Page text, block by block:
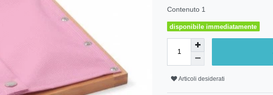
Contenuto 1
disponibile immediatamente
Articoli desiderati